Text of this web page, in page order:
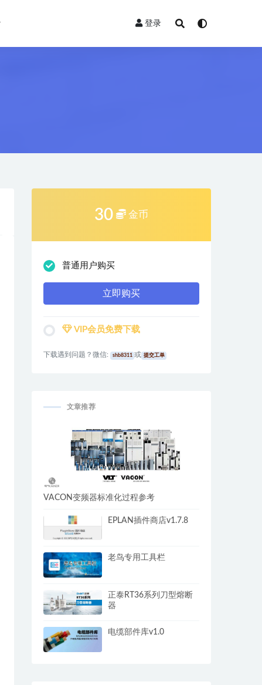
登录
30 金币
普通用户购买
立即购买
VIP会员免费下载
下载遇到问题？微信: shb8311 或 提交工单
文章推荐
VACON变频器标准化过程参考
EPLAN插件商店v1.7.8
老鸟专用工具栏
正泰RT36系列刀型熔断
器
电缆部件库v1.0